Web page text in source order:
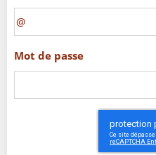
Mot de passe